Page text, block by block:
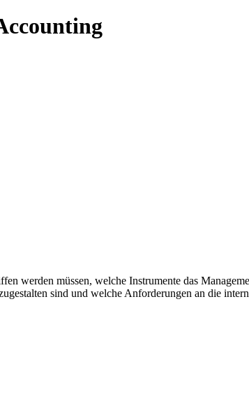
werden müssen, welche Instrumente das
sind und welche Anforderungen an die